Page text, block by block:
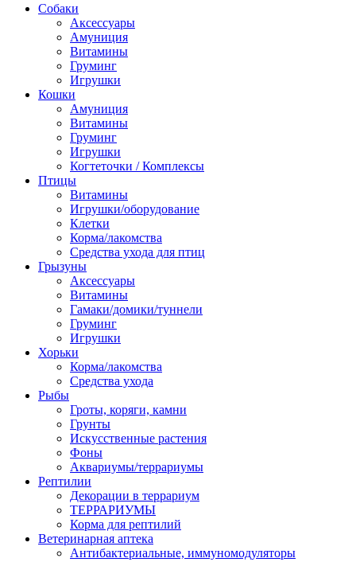
Собаки
Аксессуары
Амуниция
Витамины
Груминг
Игрушки
Кошки
Амуниция
Витамины
Груминг
Игрушки
Когтеточки / Комплексы
Птицы
Витамины
Игрушки/оборудование
Клетки
Корма/лакомства
Средства ухода для птиц
Грызуны
Аксессуары
Витамины
Гамаки/домики/туннели
Груминг
Игрушки
Хорьки
Корма/лакомства
Средства ухода
Рыбы
Гроты, коряги, камни
Грунты
Искусственные растения
Фоны
Аквариумы/террариумы
Рептилии
Декорации в террариум
ТЕРРАРИУМЫ
Корма для рептилий
Ветеринарная аптека
Антибактериальные, иммуномодуляторы